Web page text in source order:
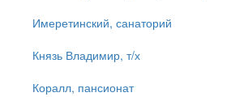
Имеретинский, санаторий
Князь Владимир, т/х
Коралл, пансионат